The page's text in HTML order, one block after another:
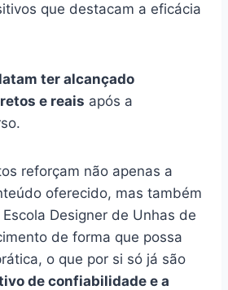
que destacam a eficácia
ter alcançado
e reais após a
reforçam não apenas a
oferecido, mas também
Designer de Unhas de
de forma que possa
o que por si só já são
de confiabilidade e a